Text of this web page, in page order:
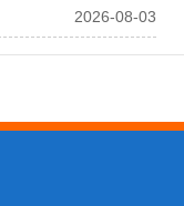
2026-08-03